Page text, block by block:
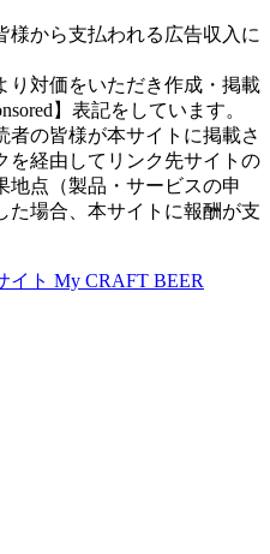
様から支払われる広告収入に
り対価をいただき作成・掲載
】表記をしています。
者の皆様が本サイトに掲載さ
を経由してリンク先サイトの
地点（製品・サービスの申
た場合、本サイトに報酬が支
イト My CRAFT BEER